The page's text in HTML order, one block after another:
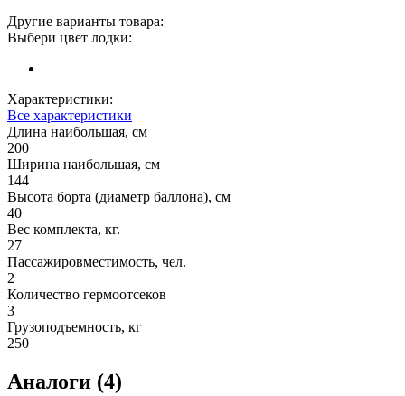
Другие варианты товара:
Выбери цвет лодки:
Характеристики:
Все характеристики
Длина наибольшая, см
200
Ширина наибольшая, см
144
Высота борта (диаметр баллона), см
40
Вес комплекта, кг.
27
Пассажировместимость, чел.
2
Количество гермоотсеков
3
Грузоподъемность, кг
250
Аналоги (4)